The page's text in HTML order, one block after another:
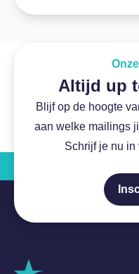
Altijd up
Blijf op de hoogte
aan welke mailings
Schrijf je nu in